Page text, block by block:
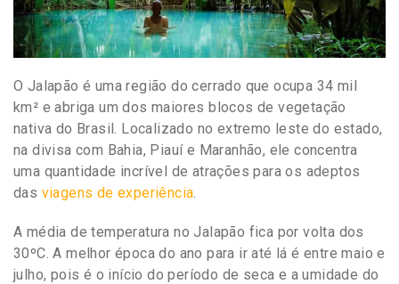
O Jalapão é uma região do cerrado que ocupa 34 mil
km² e abriga um dos maiores blocos de vegetação
nativa do Brasil. Localizado no extremo leste do estado,
na divisa com Bahia, Piauí e Maranhão, ele concentra
uma quantidade incrível de atrações para os adeptos
das viagens de experiência
A média de temperatura no Jalapão fica por volta dos
30ºC. A melhor época do ano para ir até lá é entre maio e
julho, pois é o início do período de seca e a umidade do